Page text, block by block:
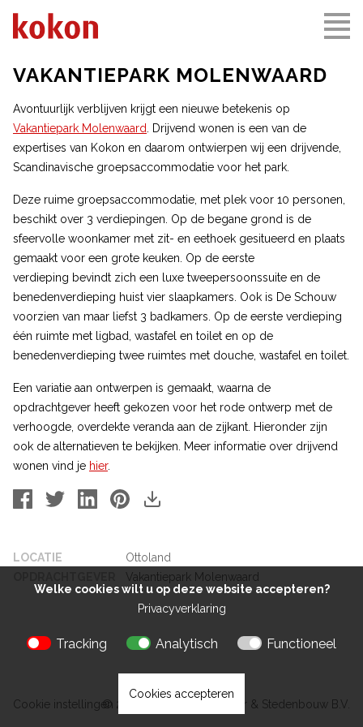
Welke cookies wilt u op deze website accepteren?
Privacyverklaring
Tracking Analytisch Functioneel
Cookies accepteren
VAKANTIEPARK MOLENWAARD
Avontuurlijk verblijven krijgt een nieuwe betekenis op
Vakantiepark Molenwaard
. Drijvend wonen is een van de
expertises van Kokon en daarom ontwierpen wij een drijvende,
Scandinavische groepsaccommodatie voor het park.
Deze ruime groepsaccommodatie, met plek voor 10 personen,
beschikt over 3 verdiepingen. Op de begane grond is de
sfeervolle woonkamer met zit- en eethoek gesitueerd en plaats
gemaakt voor een grote keuken. Op de eerste
verdieping bevindt zich een luxe tweepersoonssuite en de
benedenverdieping huist vier slaapkamers. Ook is De Schouw
voorzien van maar liefst 3 badkamers. Op de eerste verdieping
één ruimte met ligbad, wastafel en toilet en op de
benedenverdieping twee ruimtes met douche, wastafel en toilet.
Een variatie aan ontwerpen is gemaakt, waarna de
opdrachtgever heeft gekozen voor het rode ontwerp met de
verhoogde, overdekte veranda aan de zijkant. Hieronder zijn
ook de alternatieven te bekijken. Meer informatie over drijvend
wonen vind je hier.
LOCATIE
Ottoland
Vakantiepark Molenwaard
Cookie instellingen© 2026 Kokon Architectuur & Stedenbouw B.V.